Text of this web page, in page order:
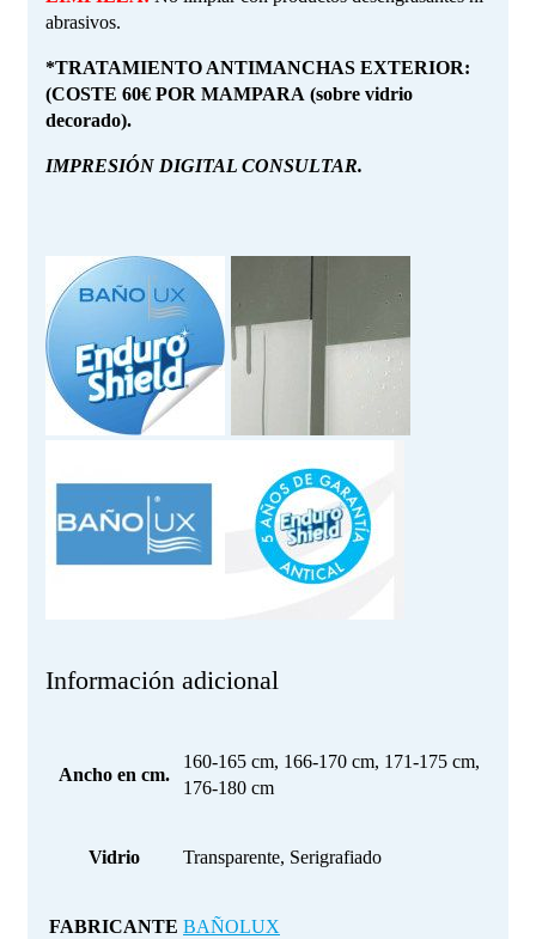
abrasivos.
*TRATAMIENTO ANTIMANCHAS EXTERIOR:
(COSTE 60€ POR MAMPARA (sobre vidrio
decorado).
IMPRESIÓN DIGITAL CONSULTAR.
Información adicional
Ancho en cm.
160-165 cm, 166-170 cm, 171-175 cm,
176-180 cm
Vidrio Transparente, Serigrafiado
FABRICANTE BAÑOLUX